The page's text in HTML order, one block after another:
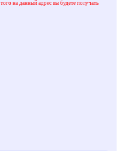
на данный адрес вы будете получать